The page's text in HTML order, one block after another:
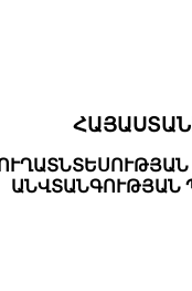
ԱՆՎՏԱՆԳՈՒԹՅԱՆ